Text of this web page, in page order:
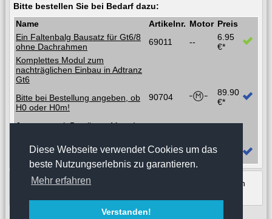
Diese Webseite verwendet Cookies um das
beste Nutzungserlebnis zu garantieren.
Mehr erfahren
Verstanden!
Bitte bestellen Sie bei Bedarf dazu:
Name
Artikelnr. Motor Preis
Ein Faltenbalg Bausatz für Gt6/8
ohne Dachrahmen
69011 --
6.95
€*
Komplettes Modul zum
nachträglichen Einbau in Adtranz
Gt6
Bitte bei Bestellung angeben, ob
H0 oder H0m!
Jetzt neu, mit 5-poligem Motor!
90704
89.90
€*
* zu den angegebenen Preisen kommen die Versandkosten